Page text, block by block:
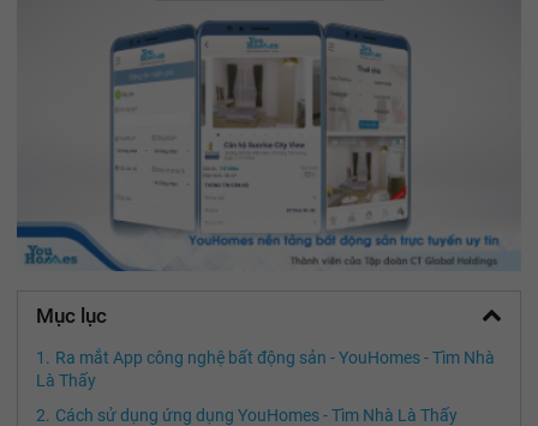
Mục lục
Ra mắt App công nghệ bất động sản - YouHomes - Tìm Nhà
Là Thấy
Cách sử dụng ứng dụng YouHomes - Tìm Nhà Là Thấy